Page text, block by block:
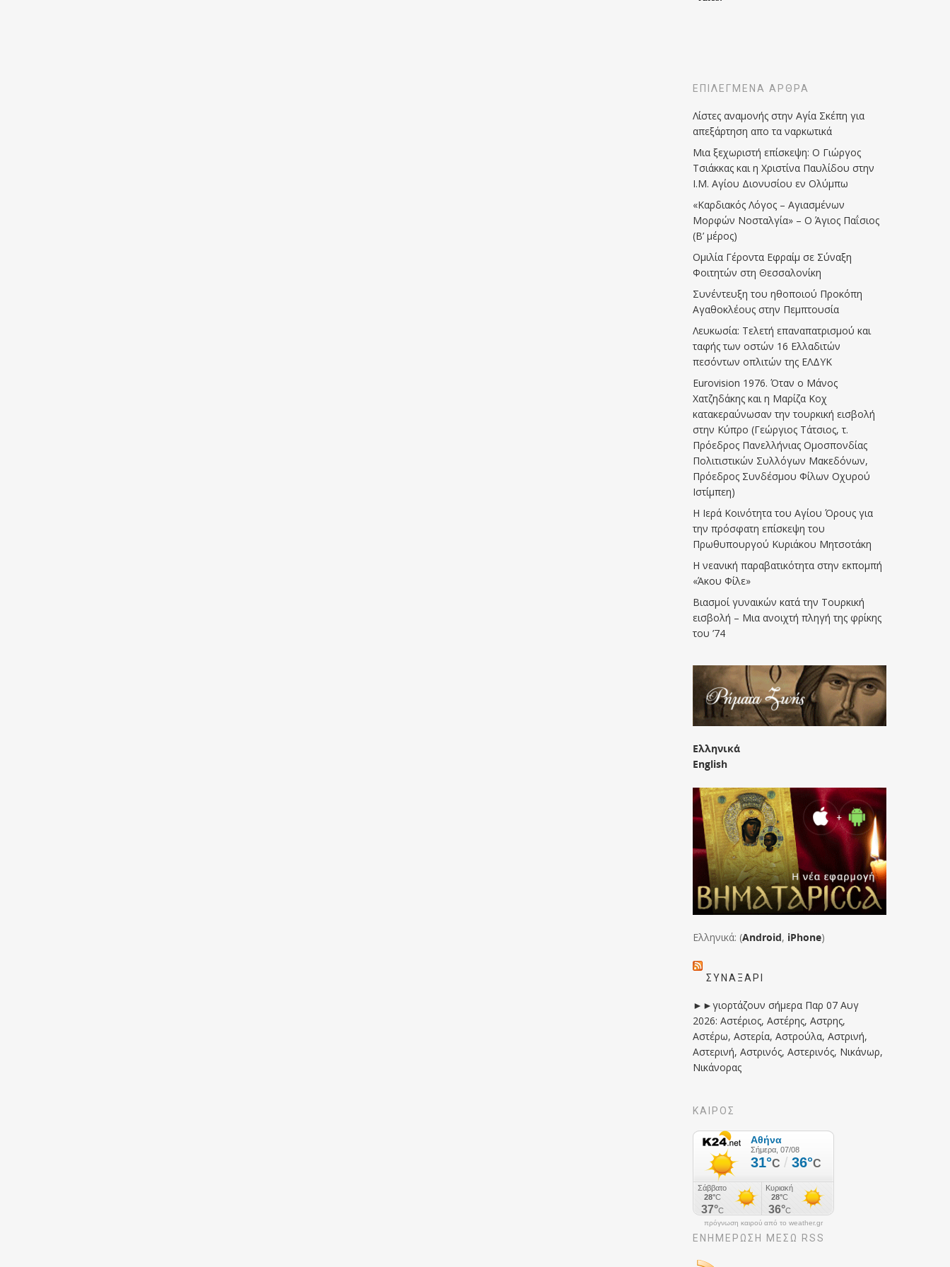
ΕΠΙΛΕΓΜΈΝΑ ΆΡΘΡΑ
Λίστες αναμονής στην Αγία Σκέπη για
απεξάρτηση απο τα ναρκωτικά
Μια ξεχωριστή επίσκεψη: Ο Γιώργος
Τσιάκκας και η Χριστίνα Παυλίδου στην
Ι.Μ. Αγίου Διονυσίου εν Ολύμπω
«Καρδιακός Λόγος – Αγιασμένων
Μορφών Νοσταλγία» – Ο Άγιος Παΐσιος
(Β’ μέρος)
Ομιλία Γέροντα Εφραίμ σε Σύναξη
Φοιτητών στη Θεσσαλονίκη
Συνέντευξη του ηθοποιού Προκόπη
Αγαθοκλέους στην Πεμπτουσία
Λευκωσία: Τελετή επαναπατρισμού και
ταφής των οστών 16 Ελλαδιτών
πεσόντων οπλιτών της ΕΛΔΥΚ
Eurovision 1976. Όταν ο Μάνος
Χατζηδάκης και η Μαρίζα Κοχ
κατακεραύνωσαν την τουρκική εισβολή
στην Κύπρο (Γεώργιος Τάτσιος, τ.
Πρόεδρος Πανελλήνιας Ομοσπονδίας
Πολιτιστικών Συλλόγων Μακεδόνων,
Πρόεδρος Συνδέσμου Φίλων Οχυρού
Ιστίμπεη)
Η Ιερά Κοινότητα του Αγίου Όρους για
την πρόσφατη επίσκεψη του
Πρωθυπουργού Κυριάκου Μητσοτάκη
Η νεανική παραβατικότητα στην εκπομπή
«Άκου Φίλε»
Βιασμοί γυναικών κατά την Τουρκική
εισβολή – Μια ανοιχτή πληγή της φρίκης
του ’74
Ελληνικά
English
Ελληνικά: (Android, iPhone)
ΣΥΝΑΞΆΡΙ
►►γιορτάζουν σήμερα Παρ 07 Αυγ
2026: Αστέριος, Αστέρης, Αστρης,
Αστέρω, Αστερία, Αστρούλα, Αστρινή,
Αστερινή, Αστρινός, Αστερινός, Νικάνωρ,
Νικάνορας
ΚΑΙΡΟΣ
πρόγνωση καιρού από το weather.gr
ΕΝΗΜΈΡΩΣΉ ΜΕΣΩ RSS